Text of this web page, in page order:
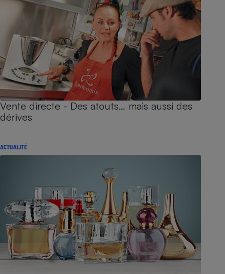
Vente directe - Des atouts… mais aussi des
dérives
ACTUALITÉ